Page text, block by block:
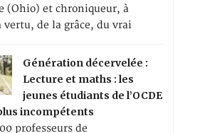
(Ohio) et chroniqueur, à
vertu, de la grâce, du vrai
Génération décervelée :
Lecture et maths : les
jeunes étudiants de l’OCDE
incompétents
professeurs de